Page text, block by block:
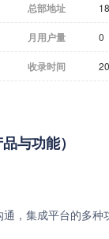
总部地址
月用户量 0
收录时间
与功能）
，集成平台的多